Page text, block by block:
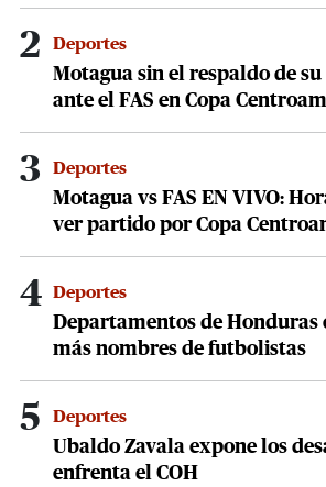
2 Deportes
Motagua sin el respaldo de
ante el FAS en Copa
3 Deportes
Motagua vs FAS EN VIVO:
ver partido por Copa
4 Deportes
Departamentos de Honduras
más nombres de futbolistas
5 Deportes
Ubaldo Zavala expone los
enfrenta el COH